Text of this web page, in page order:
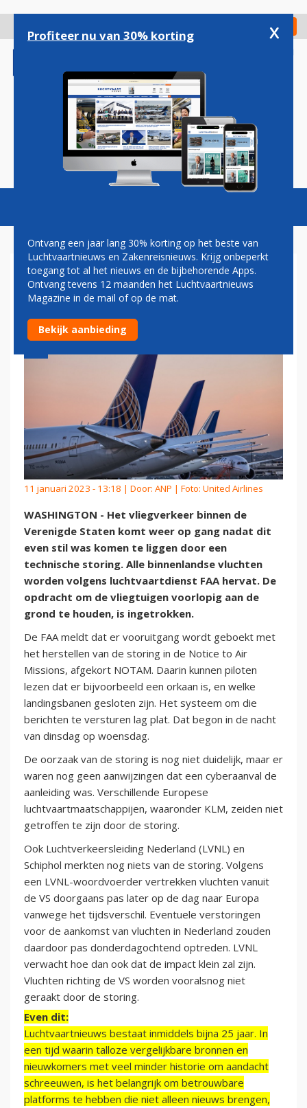
gaan
Check in
Magazine Podcasts Vacatures
VLIEGVERKEER VS KOMT OP
GANG NA STORING
11 januari 2023 - 13:18 | Door: ANP | Foto: United Airlines
WASHINGTON - Het vliegverkeer binnen de
Verenigde Staten komt weer op gang nadat dit
even stil was komen te liggen door een
technische storing. Alle binnenlandse vluchten
worden volgens luchtvaartdienst FAA hervat. De
opdracht om de vliegtuigen voorlopig aan de
grond te houden, is ingetrokken.
De FAA meldt dat er vooruitgang wordt geboekt met
het herstellen van de storing in de Notice to Air
Missions, afgekort NOTAM. Daarin kunnen piloten
lezen dat er bijvoorbeeld een orkaan is, en welke
landingsbanen gesloten zijn. Het systeem om die
berichten te versturen lag plat. Dat begon in de nacht
van dinsdag op woensdag.
De oorzaak van de storing is nog niet duidelijk, maar er
waren nog geen aanwijzingen dat een cyberaanval de
aanleiding was. Verschillende Europese
luchtvaartmaatschappijen, waaronder KLM, zeiden niet
getroffen te zijn door de storing.
Ook Luchtverkeersleiding Nederland (LVNL) en
Schiphol merkten nog niets van de storing. Volgens
een LVNL-woordvoerder vertrekken vluchten vanuit
de VS doorgaans pas later op de dag naar Europa
vanwege het tijdsverschil. Eventuele verstoringen
voor de aankomst van vluchten in Nederland zouden
daardoor pas donderdagochtend optreden. LVNL
verwacht hoe dan ook dat de impact klein zal zijn.
Vluchten richting de VS worden vooralsnog niet
geraakt door de storing.
Even dit:
Luchtvaartnieuws bestaat inmiddels bijna 25 jaar. In
een tijd waarin talloze vergelijkbare bronnen en
nieuwkomers met veel minder historie om aandacht
schreeuwen, is het belangrijk om betrouwbare
platforms te hebben die niet alleen nieuws brengen,
Profiteer nu van 30% korting x
Ontvang een jaar lang 30% korting op het beste van
Luchtvaartnieuws en Zakenreisnieuws. Krijg onbeperkt
toegang tot al het nieuws en de bijbehorende Apps.
Ontvang tevens 12 maanden het Luchtvaartnieuws
Magazine in de mail of op de mat.
Bekijk aanbieding